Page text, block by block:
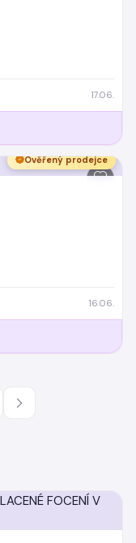
17.06.
Ověřený prodejce
16.06.